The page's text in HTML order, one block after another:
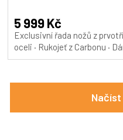
5 999 Kč
Exclusivní řada nožů z
oceli · Rukojeť z Carbonu ·